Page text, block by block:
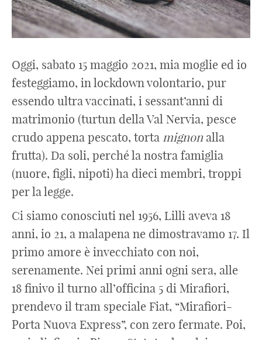
Oggi, sabato 15 maggio 2021, mia moglie ed io
festeggiamo, in lockdown volontario, pur
essendo ultra vaccinati, i sessant’anni di
matrimonio (turtun della Val Nervia, pesce
crudo appena pescato, torta mignonalla
frutta). Da soli, perché la nostra famiglia
(nuore, figli, nipoti) ha dieci membri, troppi
per la legge.
Ci siamo conosciuti nel 1956, Lilli aveva 18
anni, io 21, a malapena ne dimostravamo 17. Il
primo amore è invecchiato con noi,
serenamente. Nei primi anni ogni sera, alle
18 finivo il turno all’officina 5 di Mirafiori,
prendevo il tram speciale Fiat, “Mirafiori-
Porta Nuova Express”, con zero fermate. Poi,